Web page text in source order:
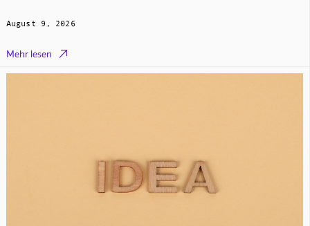
August 9, 2026
Mehr lesen 